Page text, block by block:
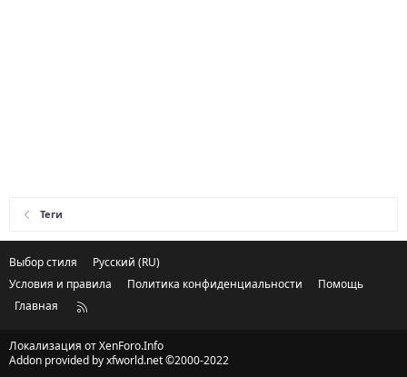
Теги
Выбор стиля
Русский (RU)
Условия и правила
Политика конфиденциальности
Помощь
Главная
R
Локализация отXenForo.Info
Addon provided by xfworld.net ©2000-2022